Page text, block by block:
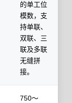
的单工位
模数，支
持单联、
双联、三
联及多联
无缝拼
接。
750～